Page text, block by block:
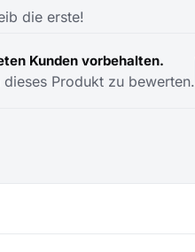
die erste!
Kunden vorbehalten.
Produkt zu bewerten.